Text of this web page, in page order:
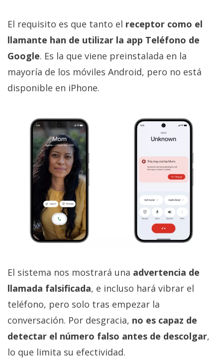
El requisito es que tanto el receptor como el
llamante han de utilizar la app Teléfono de
Google. Es la que viene preinstalada en la
mayoría de los móviles Android, pero no está
disponible en iPhone.
El sistema nos mostrará una advertencia de
llamada falsificada, e incluso hará vibrar el
teléfono, pero solo tras empezar la
conversación. Por desgracia, no es capaz de
detectar el número falso antes de descolgar,
lo que limita su efectividad.